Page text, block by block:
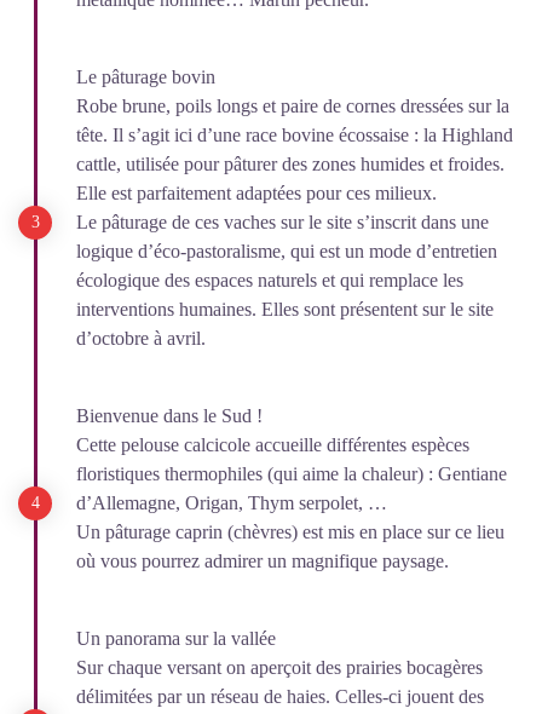
Le pâturage bovin
Robe brune, poils longs et paire de cornes dressées sur la
tête. Il s’agit ici d’une race bovine écossaise : la Highland
cattle, utilisée pour pâturer des zones humides et froides.
Elle est parfaitement adaptées pour ces milieux.
Le pâturage de ces vaches sur le site s’inscrit dans une
logique d’éco-pastoralisme, qui est un mode d’entretien
écologique des espaces naturels et qui remplace les
interventions humaines. Elles sont présentent sur le site
d’octobre à avril.
Bienvenue dans le Sud !
Cette pelouse calcicole accueille différentes espèces
floristiques thermophiles (qui aime la chaleur) : Gentiane
d’Allemagne, Origan, Thym serpolet, …
Un pâturage caprin (chèvres) est mis en place sur ce lieu
où vous pourrez admirer un magnifique paysage.
Un panorama sur la vallée
Sur chaque versant on aperçoit des prairies bocagères
délimitées par un réseau de haies. Celles-ci jouent des